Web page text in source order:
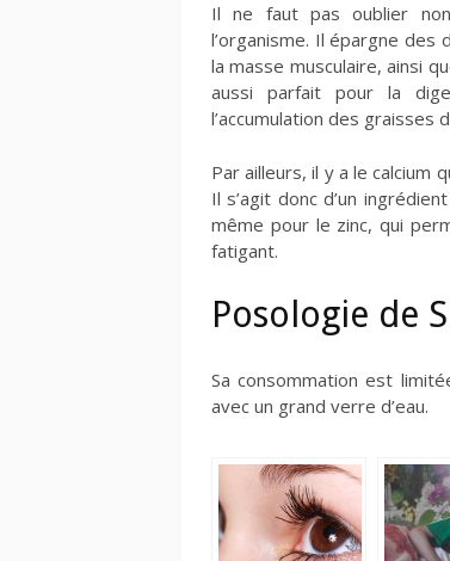
Il ne faut pas oublier
l’organisme. Il épargne
la masse musculaire, ainsi
aussi parfait pour la
l’accumulation des graisses
Par ailleurs, il y a le calcium
Il s’agit donc d’un
même pour le zinc, qui
fatigant.
Posologie de
Sa consommation est
avec un grand verre d’eau.